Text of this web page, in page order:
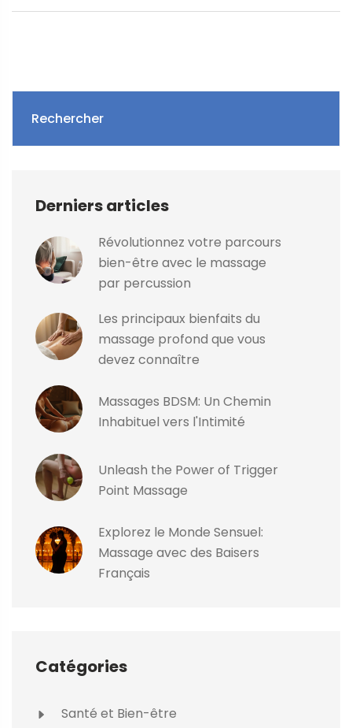
Rechercher
Derniers articles
Révolutionnez votre parcours
bien-être avec le massage
par percussion
Les principaux bienfaits du
massage profond que vous
devez connaître
Massages BDSM: Un Chemin
Inhabituel vers l'Intimité
Unleash the Power of Trigger
Point Massage
Explorez le Monde Sensuel:
Massage avec des Baisers
Français
Catégories
Santé et Bien-être